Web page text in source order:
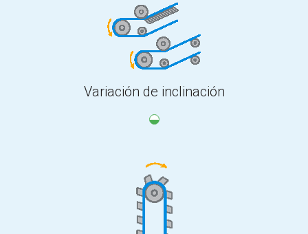
Variación de inclinación